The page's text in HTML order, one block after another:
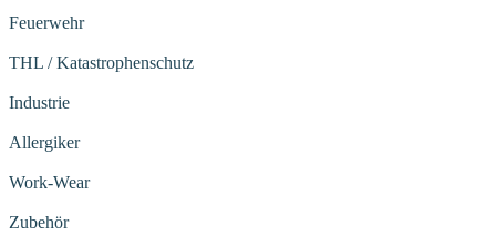
Feuerwehr
THL / Katastrophenschutz
Industrie
Allergiker
Work-Wear
Zubehör